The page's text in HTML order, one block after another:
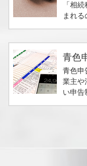
「相
まれ
青色
青色申
業主や
い申